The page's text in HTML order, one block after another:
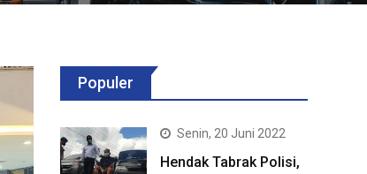
Populer
Senin, 20 Juni 2022
Hendak Tabrak Polisi,